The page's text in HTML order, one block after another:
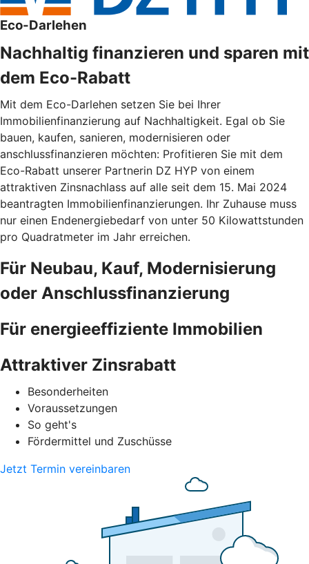
Eco-Darlehen
Nachhaltig finanzieren und sparen mit
dem Eco-Rabatt
Mit dem Eco-Darlehen setzen Sie bei Ihrer
Immobilienfinanzierung auf Nachhaltigkeit. Egal ob Sie
bauen, kaufen, sanieren, modernisieren oder
anschlussfinanzieren möchten: Profitieren Sie mit dem
Eco-Rabatt unserer Partnerin DZ HYP von einem
attraktiven Zinsnachlass auf alle seit dem 15. Mai 2024
beantragten Immobilienfinanzierungen. Ihr Zuhause muss
nur einen Endenergiebedarf von unter 50 Kilowattstunden
pro Quadratmeter im Jahr erreichen.
Für Neubau, Kauf, Modernisierung
oder Anschlussfinanzierung
Für energieeffiziente Immobilien
Attraktiver Zinsrabatt
Besonderheiten
Voraussetzungen
So geht's
Fördermittel und Zuschüsse
Jetzt Termin vereinbaren